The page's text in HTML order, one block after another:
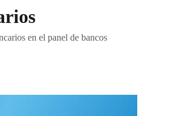
en el panel de bancos